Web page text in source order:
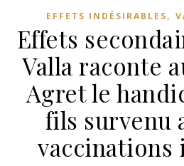
EFFETS INDÉSIRABLES,
Effets
Valla raconte
Agret le
fils survenu
vaccinations